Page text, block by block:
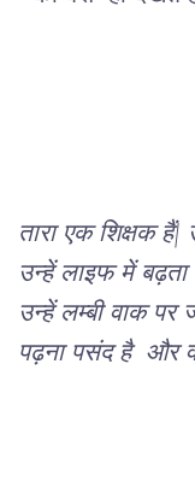
तारा एक शिक्षक
उन्हें लाइफ में
उन्हें लम्बी वाक पर
पढ़ना पसंद है  और